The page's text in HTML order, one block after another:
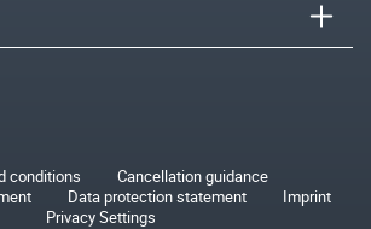
conditions
Cancellation guidance
Data protection statement
Imprint
Privacy Settings